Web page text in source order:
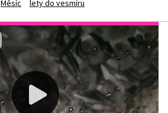
Měsíc lety do vesmíru